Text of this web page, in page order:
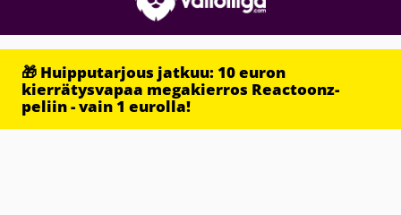
🎁 Huipputarjous jatkuu: 10 euron
kierrätysvapaa megakierros Reactoonz-
peliin - vain 1 eurolla!